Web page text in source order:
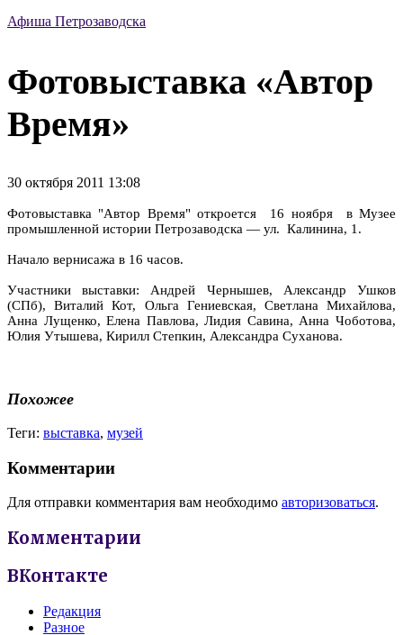
Афиша Петрозаводска
Фотовыставка «Автор
Время»
30 октября 2011 13:08
Фотовыставка "Автор Время" откроется 16 ноября в Музее
промышленной истории Петрозаводска — ул. Калинина, 1.
Начало вернисажа в 16 часов.
Участники выставки: Андрей Чернышев, Александр Ушков
(СПб), Виталий Кот, Ольга Гениевская, Светлана Михайлова,
Анна Лущенко, Елена Павлова, Лидия Савина, Анна Чоботова,
Юлия Утышева, Кирилл Степкин, Александра Суханова.
Похожее
Теги: выставка, музей
Комментарии
Для отправки комментария вам необходимо авторизоваться.
Комментарии
ВКонтакте
Редакция
Разное